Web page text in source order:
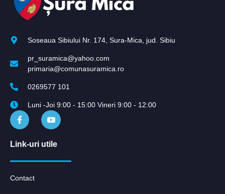
Soseaua Sibiului Nr. 174, Sura-Mica, jud. Sibiu
pr_suramica@yahoo.com
primaria@comunasuramica.ro
0269577 101
Luni -Joi 9:00 - 15:00 Vineri 9:00 - 12:00
Link-uri utile
Contact